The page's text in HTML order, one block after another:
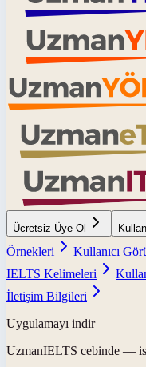
Ücretsiz Üye Ol
Örnekleri
Kullanıcı
IELTS Kelimeleri
İletişim Bilgileri
Uygulamayı indir
UzmanIELTS cebinde —